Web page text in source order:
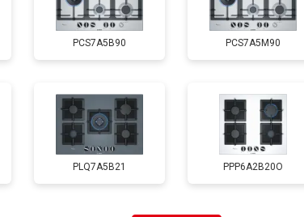
PCS7A5B90 PCS7A5M90
PLQ7A5B21 PPP6A2B20O